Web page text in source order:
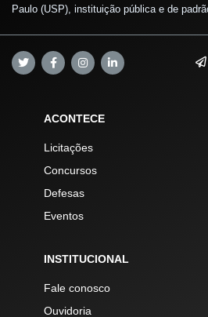
Paulo (USP), instituição pública e de
ACONTECE
Licitações
Concursos
Defesas
Eventos
INSTITUCIONAL
Fale conosco
Ouvidoria